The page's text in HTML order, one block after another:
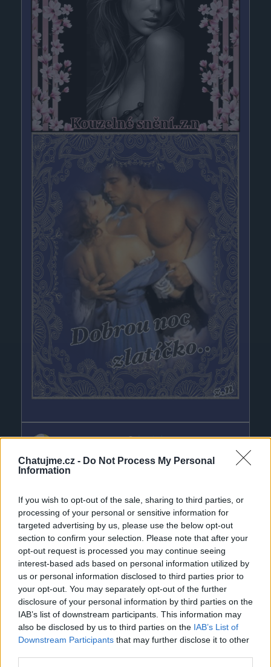
Chatujme.cz - Do Not Process My Personal
Information
If you wish to opt-out of the sale, sharing to third parties, or
processing of your personal or sensitive information for
targeted advertising by us, please use the below opt-out
section to confirm your selection. Please note that after your
opt-out request is processed you may continue seeing
interest-based ads based on personal information utilized by
us or personal information disclosed to third parties prior to
your opt-out. You may separately opt-out of the further
disclosure of your personal information by third parties on the
IAB’s list of downstream participants. This information may
also be disclosed by us to third parties on the IAB’s List of
Downstream Participants that may further disclose it to other
depejrak